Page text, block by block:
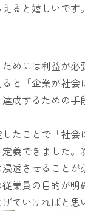
ると嬉しいです。
めには利益が必
と「企業が社会
成するための手
たことで「社会
義できました。
透させることが
業員の目的が明
ていければと思